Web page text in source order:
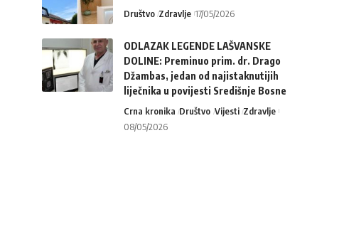
Društvo Zdravlje 17/05/2026
ODLAZAK LEGENDE LAŠVANSKE
DOLINE: Preminuo prim. dr. Drago
Džambas, jedan od najistaknutijih
liječnika u povijesti Središnje Bosne
Crna kronika Društvo Vijesti Zdravlje
08/05/2026